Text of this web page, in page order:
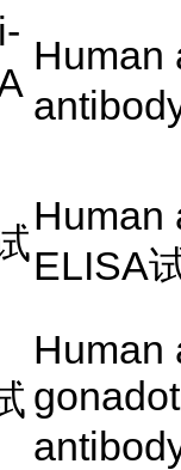
Human
Human
ELISA
Human